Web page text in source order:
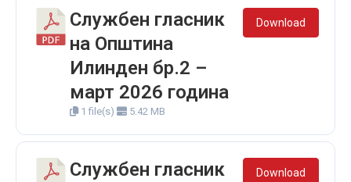
Службен гласник
на Општина
Илинден бр.2 –
март 2026 година
1 file(s) 5.42 MB
Download
Службен гласник
Download